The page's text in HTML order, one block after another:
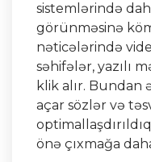
sistemlərində
görünməsinə
nəticələrində
səhifələr, yazılı
klik alır. Bundan
açar sözlər və
önə çıxmağa